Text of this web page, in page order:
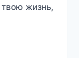
твою жизнь,